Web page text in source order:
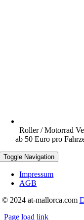
Roller / Motorrad
ab 50 Euro pro
Toggle Navigation
Impressum
AGB
© 2024 at-mallorca.com
Page load link